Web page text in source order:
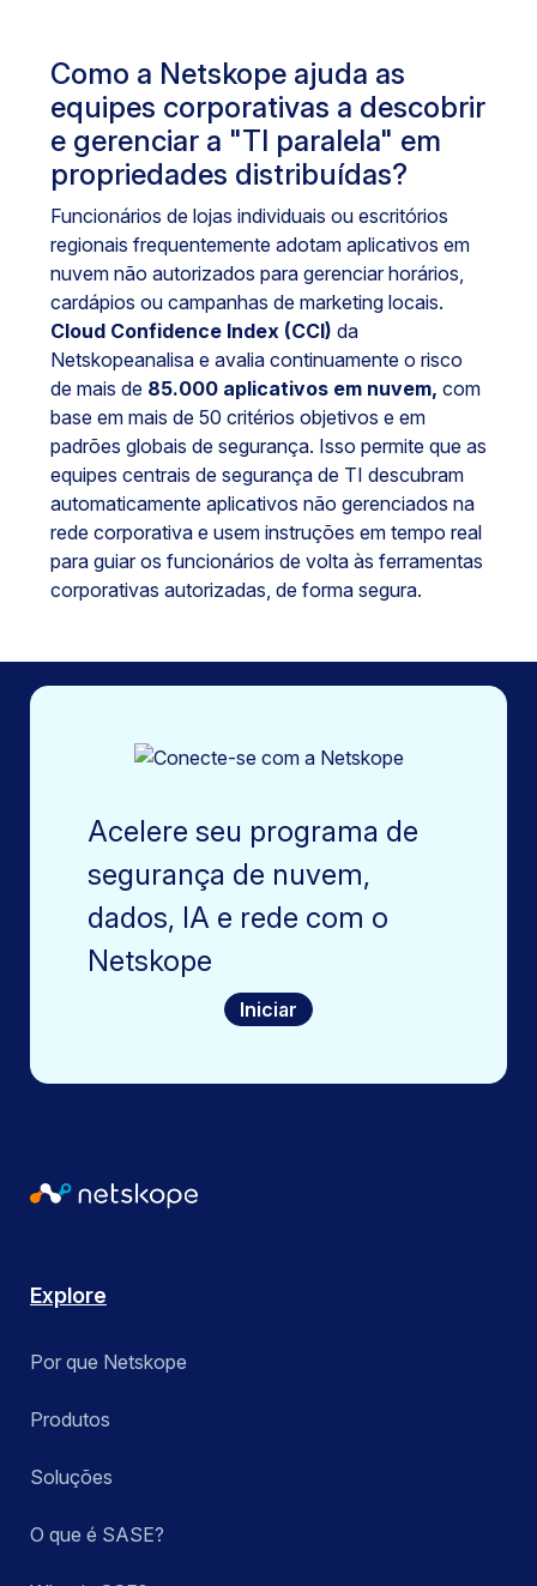
Como a Netskope ajuda as
equipes corporativas a descobrir
e gerenciar a "TI paralela" em
propriedades distribuídas?
Funcionários de lojas individuais ou escritórios
regionais frequentemente adotam aplicativos em
nuvem não autorizados para gerenciar horários,
cardápios ou campanhas de marketing locais.
Cloud Confidence Index (CCI) da
Netskopeanalisa e avalia continuamente o risco
de mais de 85.000 aplicativos em nuvem, com
base em mais de 50 critérios objetivos e em
padrões globais de segurança. Isso permite que as
equipes centrais de segurança de TI descubram
automaticamente aplicativos não gerenciados na
rede corporativa e usem instruções em tempo real
para guiar os funcionários de volta às ferramentas
corporativas autorizadas, de forma segura.
Acelere seu programa de
segurança de nuvem,
dados, IA e rede com o
Netskope
Iniciar
Explore
Por que Netskope
Produtos
Soluções
O que é SASE?